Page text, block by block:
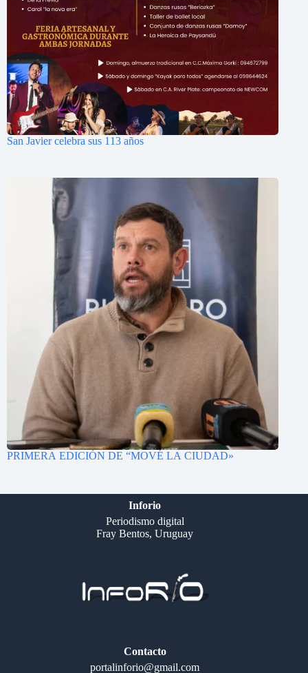
San Javier celebra sus 113 años
PRIMERA EDICIÓN DE “MOVÉ LA CIUDAD»
Inforio
Periodismo digital
Fray Bentos, Uruguay
Contacto
portalinforio@gmail.com